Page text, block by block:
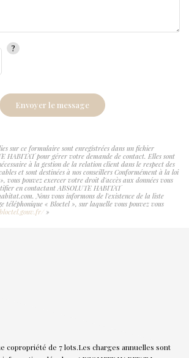
Envoyer le message
sur ce formulaire sont enregistrées dans un fichier
HABITAT pour gérer votre demande de contact. Elles sont
à la gestion de la relation client dans le respect des
et sont destinées à nos conseillers Conformément à la loi
vous pouvez exercer votre droit d'accès aux données vous
en contactant ABSOLUTE HABITAT
Nous vous informons de l'existence de la liste
téléphonique « Bloctel », sur laquelle vous pouvez vous
»
copropriété de 7 lots.Les charges annuelles sont